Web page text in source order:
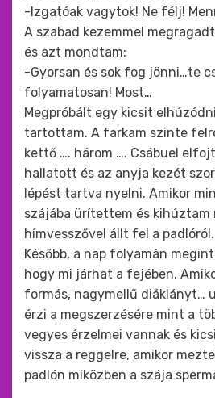
-Izgatóak vagytok! Ne félj!
A szabad kezemmel
és azt mondtam:
-Gyorsan és sok fog jönni…te
folyamatosan! Most…
Megpróbált egy kicsit
tartottam. A farkam szinte
kettő …. három …. Csábuel
hallatott és az anyja kezét
lépést tartva nyelni. Amikor
szájába ürítettem és kihúztam
hímvesszővel állt fel a padlóról.
Később, a nap folyamán
hogy mi járhat a fejében.
formás, nagymellű diáklányt…
érzi a megszerzésére mint a
vegyes érzelmei vannak és
vissza a reggelre, amikor
padlón miközben a szája